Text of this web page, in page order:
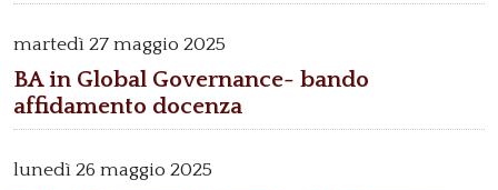
martedì 27 maggio 2025
BA in Global Governance- bando
affidamento docenza
lunedì 26 maggio 2025